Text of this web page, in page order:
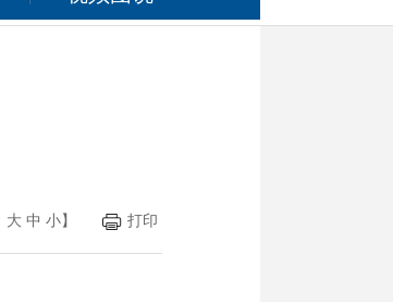
大 中 小】 打印